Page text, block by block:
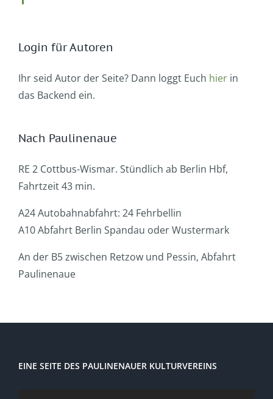
Login für Autoren
Ihr seid Autor der Seite? Dann loggt Euch hier in
das Backend ein.
Nach Paulinenaue
RE 2 Cottbus-Wismar. Stündlich ab Berlin Hbf,
Fahrtzeit 43 min.
A24 Autobahnabfahrt: 24 Fehrbellin
A10 Abfahrt Berlin Spandau oder Wustermark
An der B5 zwischen Retzow und Pessin, Abfahrt
Paulinenaue
EINE SEITE DES PAULINENAUER KULTURVEREINS